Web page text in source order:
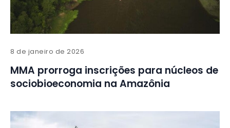
8 de janeiro de 2026
MMA prorroga inscrições para núcleos de
sociobioeconomia na Amazônia